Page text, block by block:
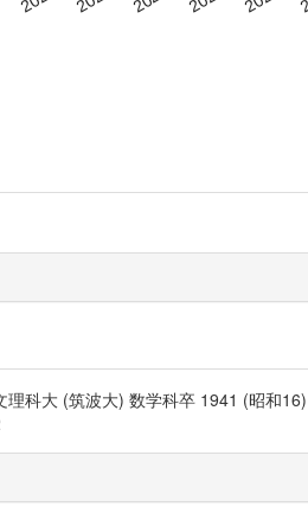
科大 (筑波大) 数学科卒 1941 (昭和